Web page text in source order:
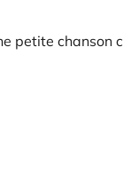
petite chanson